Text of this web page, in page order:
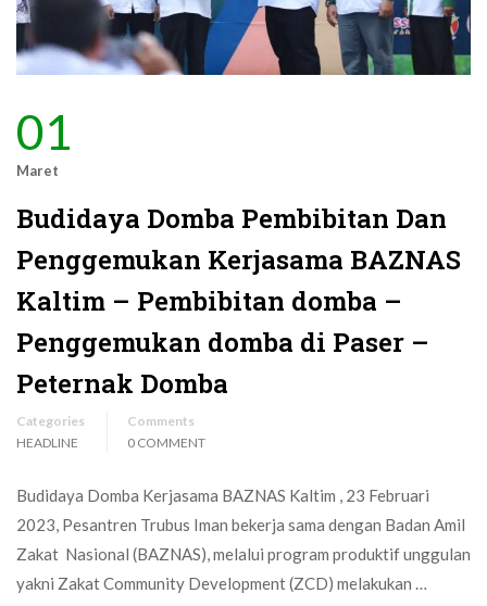
01
Maret
Budidaya Domba Pembibitan Dan
Penggemukan Kerjasama BAZNAS
Kaltim – Pembibitan domba –
Penggemukan domba di Paser –
Peternak Domba
Categories
HEADLINE
Comments
0 COMMENT
Budidaya Domba Kerjasama BAZNAS Kaltim , 23 Februari
2023, Pesantren Trubus Iman bekerja sama dengan Badan Amil
Zakat Nasional (BAZNAS), melalui program produktif unggulan
yakni Zakat Community Development (ZCD) melakukan …